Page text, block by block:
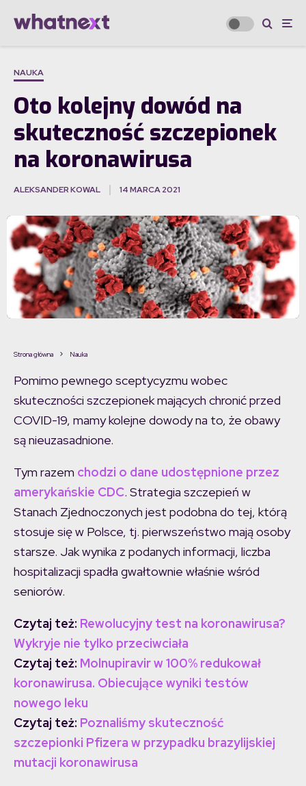
NAUKA
Oto kolejny dowód na
skuteczność szczepionek
na koronawirusa
ALEKSANDER KOWAL 14 MARCA 2021
Strona główna Nauka
Pomimo pewnego sceptycyzmu wobec
skuteczności szczepionek mających chronić przed
COVID-19, mamy kolejne dowody na to, że obawy
są nieuzasadnione.
Tym razem chodzi o dane udostępnione przez
amerykańskie CDC. Strategia szczepień w
Stanach Zjednoczonych jest podobna do tej, którą
stosuje się w Polsce, tj. pierwszeństwo mają osoby
starsze. Jak wynika z podanych informacji, liczba
hospitalizacji spadła gwałtownie właśnie wśród
seniorów.
Czytaj też: Rewolucyjny test na koronawirusa?
Wykryje nie tylko przeciwciała
Czytaj też: Molnupiravir w 100% redukował
koronawirusa. Obiecujące wyniki testów
nowego leku
Czytaj też: Poznaliśmy skuteczność
szczepionki Pfizera w przypadku brazylijskiej
mutacji koronawirusa